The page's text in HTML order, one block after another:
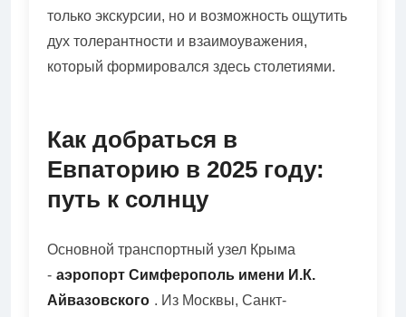
только экскурсии, но и возможность ощутить
дух толерантности и взаимоуважения,
который формировался здесь столетиями.
Как добраться в
Евпаторию в 2025 году:
путь к солнцу
Основной транспортный узел Крыма
- аэропорт Симферополь имени И.К.
Айвазовского . Из Москвы, Санкт-